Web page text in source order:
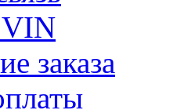
VIN
заказа